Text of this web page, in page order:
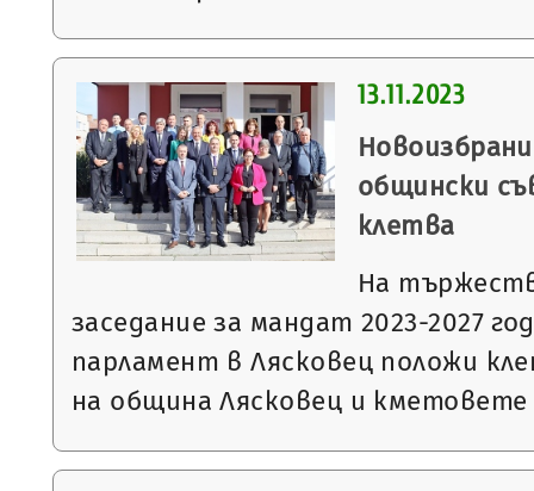
13.11.2023
общински
клетва
На
заседание за мандат 2023-2027
парламент в Лясковец положи
на община Лясковец и